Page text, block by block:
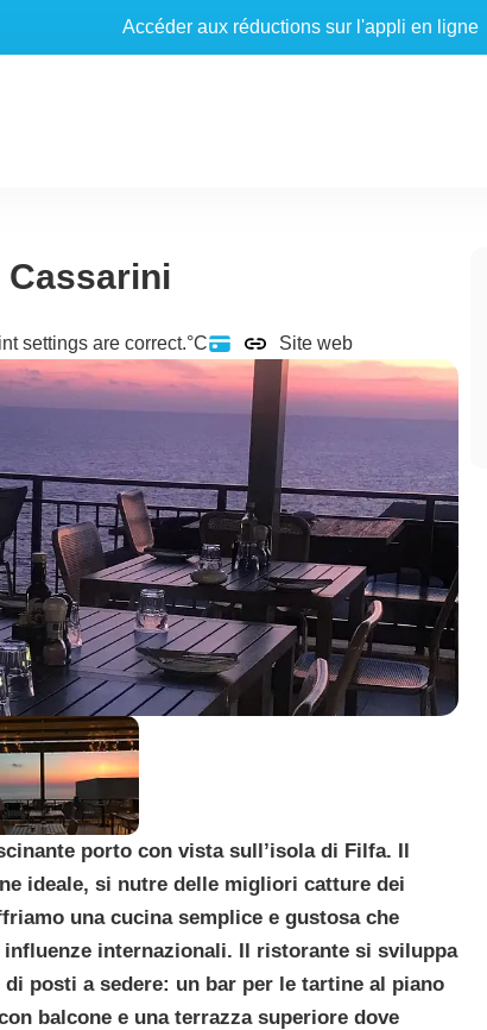
Accéder aux réductions sur l'appli en ligne
Cassarini
settings are correct.°C
Site web
porto con vista sull’isola di Filfa. Il
ideale, si nutre delle migliori catture dei
una cucina semplice e gustosa che
internazionali. Il ristorante si sviluppa
posti a sedere: un bar per le tartine al piano
balcone e una terrazza superiore dove